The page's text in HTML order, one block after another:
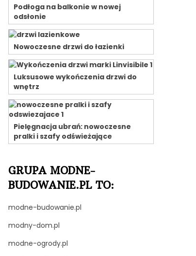
Podłoga na balkonie w nowej
odsłonie
Nowoczesne drzwi do łazienki
Luksusowe wykończenia drzwi do
wnętrz
Pielęgnacja ubrań: nowoczesne
pralki i szafy odświeżające
GRUPA MODNE-
BUDOWANIE.PL TO:
modne-budowanie.pl
modny-dom.pl
modne-ogrody.pl